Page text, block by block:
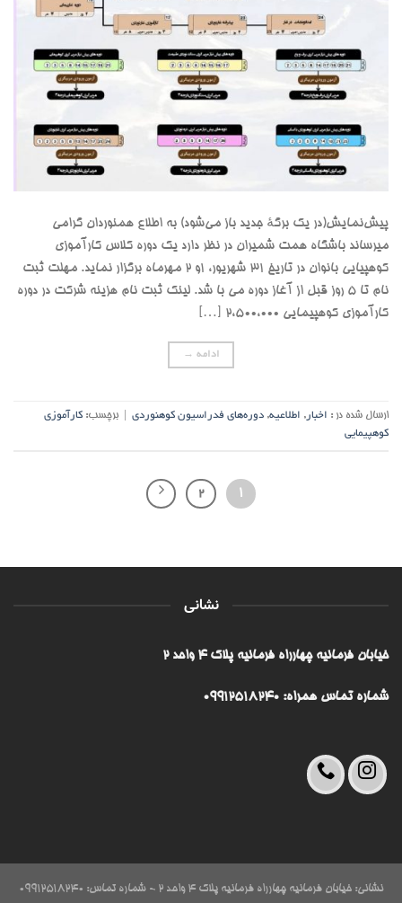
پیش‌نمایش(در یک برگهٔ جدید باز می‌شود) به اطلاع همنوردان گرامی
میرساند باشگاه همت شمیران در نظر دارد یک دوره کلاس کارآموزی
کوهپیایی بانوان در تاریخ 31 شهریور، 1و 2 مهرماه برگزار نماید. مهلت ثبت
نام تا 5 روز قبل از آغاز دوره می با شد. لینک ثبت نام هزینه شرکت در دوره
کارآموزی کوهپیمایی 2،500،000 […]
ادامه →
ارسال شده در : اخبار , اطلاعیه, دوره‌های فدراسیون کوهنوردی برچسب: کارآموزی
کوهپیمایی
1
2
نشانی
خیابان فرمانیه چهارراه فرمانیه پلاک ۴ واحد ۲
شماره تماس همراه: 09912518240
نشانی: خیابان فرمانیه چهارراه فرمانیه پلاک ۴ واحد ۲ - شماره تماس: 09912518240